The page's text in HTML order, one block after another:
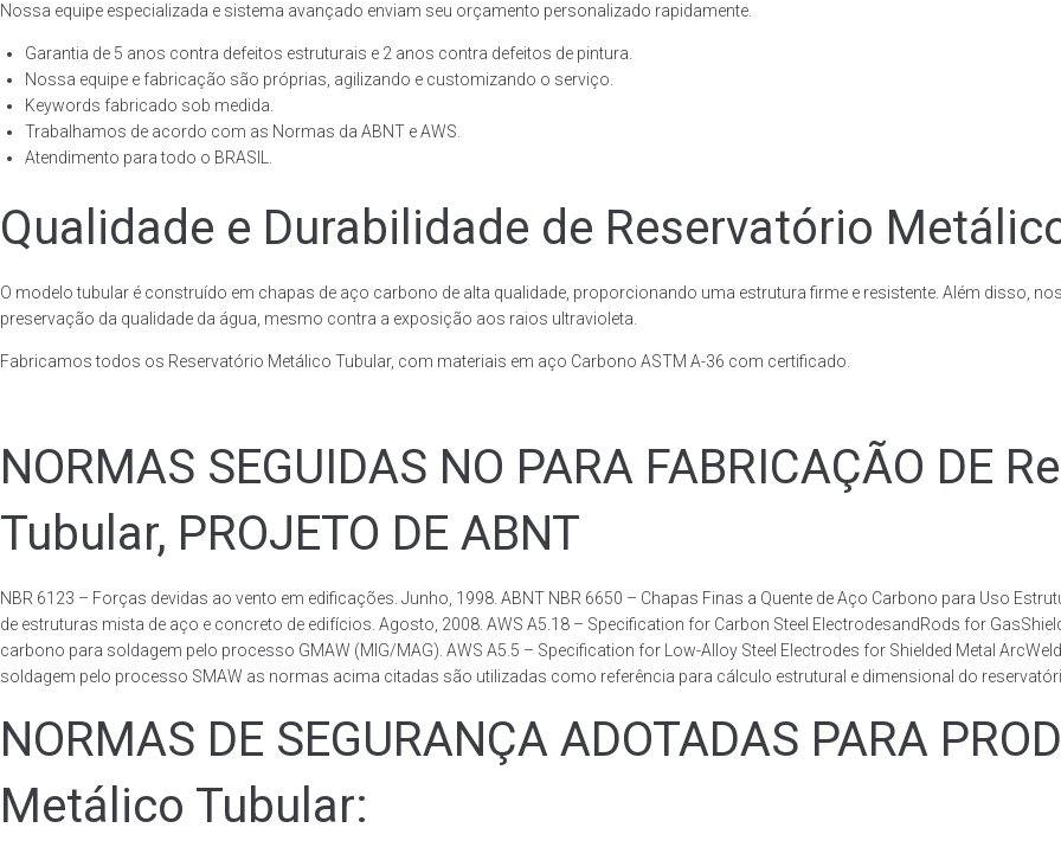
Nossa equipe especializada e sistema avançado enviam seu orçamento personalizado rapidamente.
Garantia de 5 anos contra defeitos estruturais e 2 anos contra defeitos de pintura.
Nossa equipe e fabricação são próprias, agilizando e customizando o serviço.
Keywords fabricado sob medida.
Trabalhamos de acordo com as Normas da ABNT e AWS.
Atendimento para todo o BRASIL.
Qualidade e Durabilidade de Reservatório
O modelo tubular é construído em chapas de aço carbono de alta qualidade, proporcionando uma estrutura firme e resistente. Além disso,
preservação da qualidade da água, mesmo contra a exposição aos raios ultravioleta.
Fabricamos todos os Reservatório Metálico Tubular, com materiais em aço Carbono ASTM A-36 com certificado.
NORMAS SEGUIDAS NO PARA FABRICAÇÃO DE
Tubular, PROJETO DE ABNT
NBR 6123 – Forças devidas ao vento em edificações. Junho, 1998. ABNT NBR 6650 – Chapas Finas a Quente de Aço Carbono para Uso
de estruturas mista de aço e concreto de edifícios. Agosto, 2008. AWS A5.18 – Specification for Carbon Steel ElectrodesandRods for
carbono para soldagem pelo processo GMAW (MIG/MAG). AWS A5.5 – Specification for Low-Alloy Steel Electrodes for Shielded Metal
soldagem pelo processo SMAW as normas acima citadas são utilizadas como referência para cálculo estrutural e dimensional do
NORMAS DE SEGURANÇA ADOTADAS PARA
Metálico Tubular: